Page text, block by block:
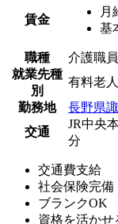
賃金
月
基
職種
介護職
就業先種
別
有料老
勤務地
長野県
交通
JR中央
分
交通費支給
社会保険完備
ブランクOK
資格を活かせ